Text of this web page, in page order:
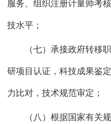
服务、组织注册计量师考
技水平；
（七）承接政府转移
研项目认证，科技成果鉴
力比对，技术规范审定；
（八）根据国家有关